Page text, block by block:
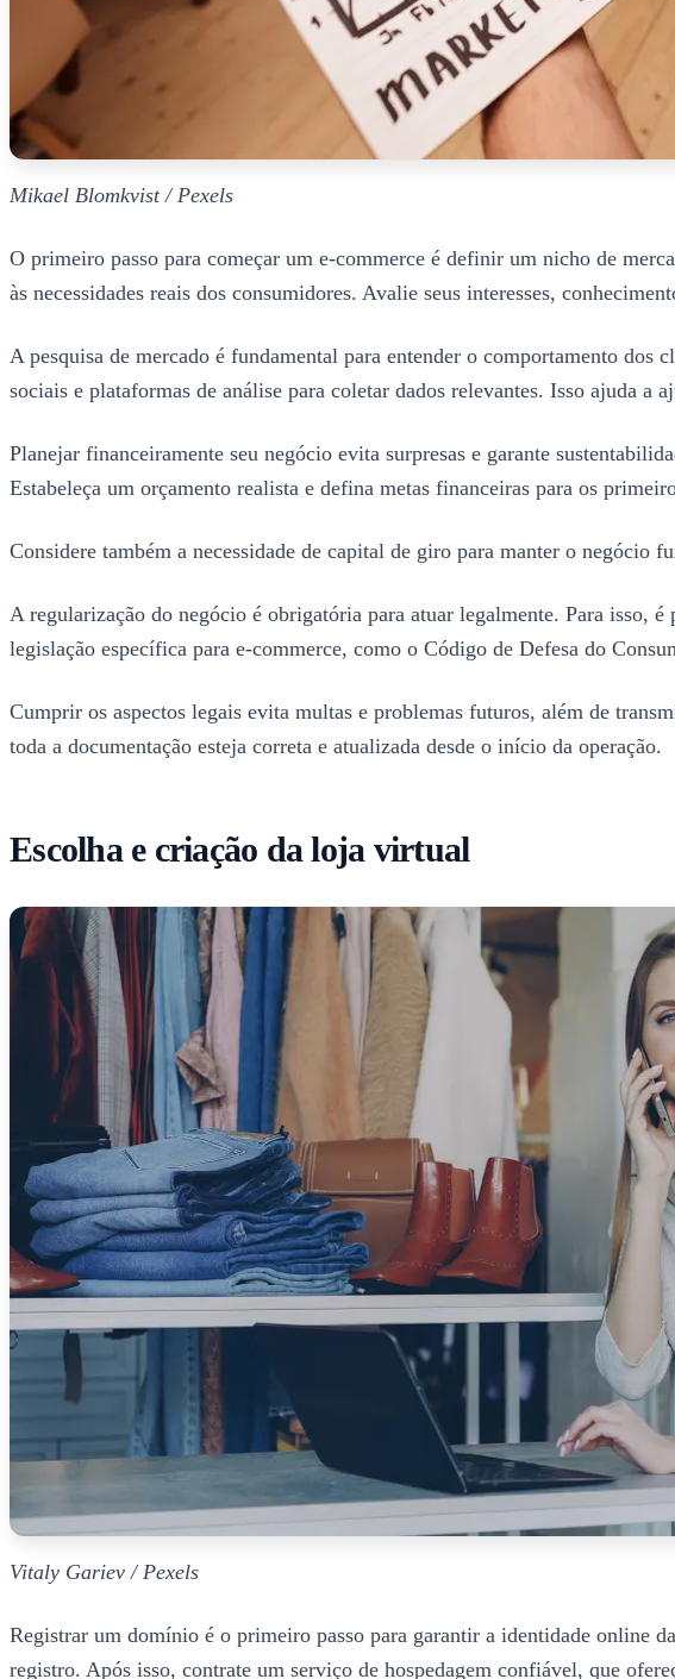
Mikael Blomkvist / Pexels
O primeiro passo para começar um e-commerce é definir um nicho de
às necessidades reais dos consumidores. Avalie seus interesses,
A pesquisa de mercado é fundamental para entender o comportamento
sociais e plataformas de análise para coletar dados relevantes. Isso ajuda
Planejar financeiramente seu negócio evita surpresas e garante
Estabeleça um orçamento realista e defina metas financeiras para os
Considere também a necessidade de capital de giro para manter o negócio
A regularização do negócio é obrigatória para atuar legalmente. Para isso,
legislação específica para e-commerce, como o Código de Defesa do
Cumprir os aspectos legais evita multas e problemas futuros, além de
toda a documentação esteja correta e atualizada desde o início da operação.
Escolha e criação da loja virtual
Vitaly Gariev / Pexels
Registrar um domínio é o primeiro passo para garantir a identidade online
registro. Após isso, contrate um serviço de hospedagem confiável, que